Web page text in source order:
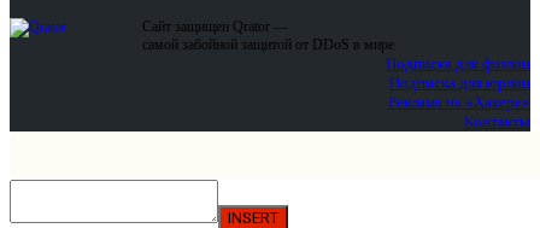
Сайт защищен Qrator —
самой забойной защитой от DDoS в мире
Подписка для физлиц
Подписка для юрлиц
Реклама на «Хакере»
Контакты
INSERT